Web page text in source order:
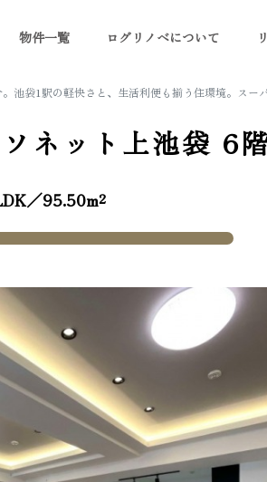
物件一覧 ログリノベについて
池袋1駅の軽快さと、生活利便も揃う住環境。スー
ソネット上池袋 6
／95.50m²